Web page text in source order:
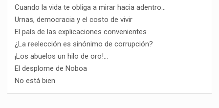
Cuando la vida te obliga a mirar hacia adentro…
Urnas, democracia y el costo de vivir
El país de las explicaciones convenientes
¿La reelección es sinónimo de corrupción?
¡Los abuelos un hilo de oro!…
El desplome de Noboa
No está bien